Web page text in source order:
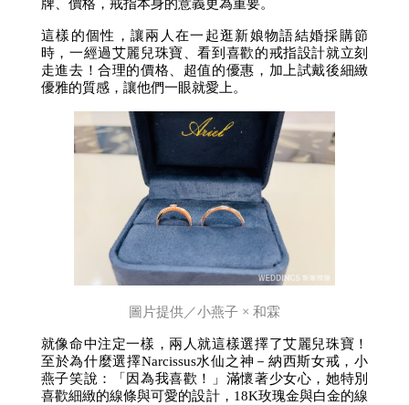
牌、價格，戒指本身的意義更為重要。
這樣的個性，讓兩人在一起逛新娘物語結婚採購節
時，一經過艾麗兒珠寶、看到喜歡的戒指設計就立刻
走進去！合理的價格、超值的優惠，加上試戴後細緻
優雅的質感，讓他們一眼就愛上。
圖片提供／小燕子 × 和霖
就像命中注定一樣，兩人就這樣選擇了艾麗兒珠寶！
至於為什麼選擇Narcissus水仙之神－納西斯女戒，小
燕子笑說：「因為我喜歡！」滿懷著少女心，她特別
喜歡細緻的線條與可愛的設計，18K玫瑰金與白金的線